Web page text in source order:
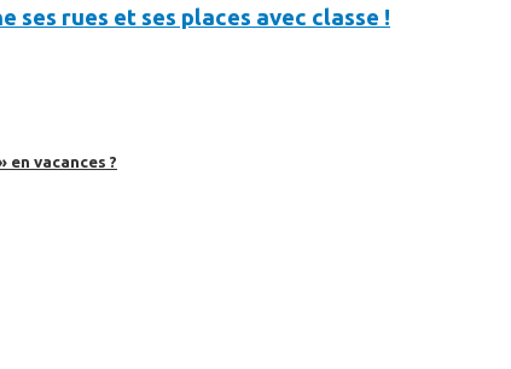
vacances ?
rues et ses places avec classe !